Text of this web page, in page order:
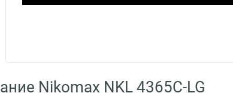
Nikomax NKL 4365C-LG